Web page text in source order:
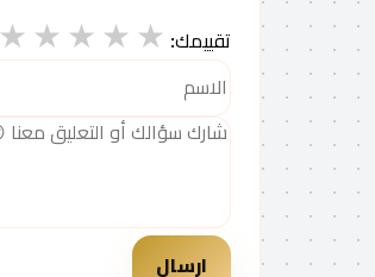
تقييمك: ★
★
★
★
★
ارسال